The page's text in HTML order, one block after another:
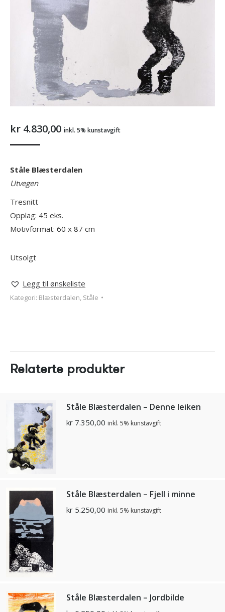
kr 4.830,00 inkl. 5% kunstavgift
Ståle Blæsterdalen
Utvegen
Tresnitt
Opplag: 45 eks.
Motivformat: 60 x 87 cm
Utsolgt
Legg til ønskeliste
Kategori: Blæsterdalen, Ståle
Relaterte produkter
Ståle Blæsterdalen – Denne leiken
kr 7.350,00 inkl. 5% kunstavgift
Ståle Blæsterdalen – Fjell i minne
kr 5.250,00 inkl. 5% kunstavgift
Ståle Blæsterdalen – Jordbilde